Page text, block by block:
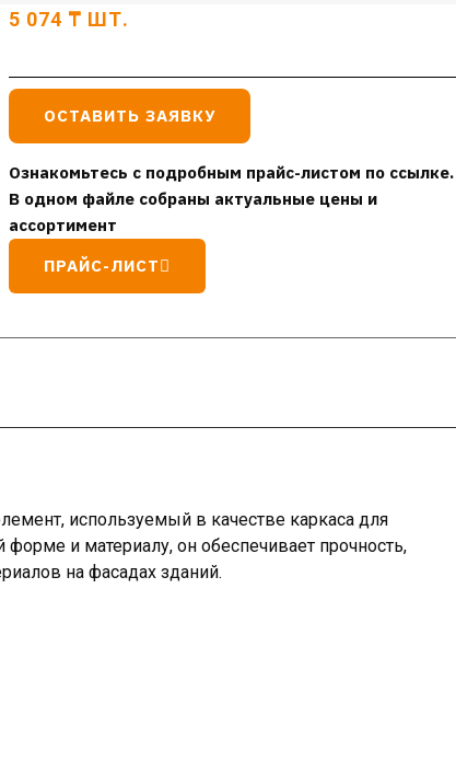
5 074 ₸ ШТ.
ОСТАВИТЬ ЗАЯВКУ
Ознакомьтесь с подробным прайс-листом по ссылке.
В одном файле собраны актуальные цены и
ассортимент
ПРАЙС-ЛИСТ
используемый в качестве каркаса для
и материалу, он обеспечивает прочность,
на фасадах зданий.